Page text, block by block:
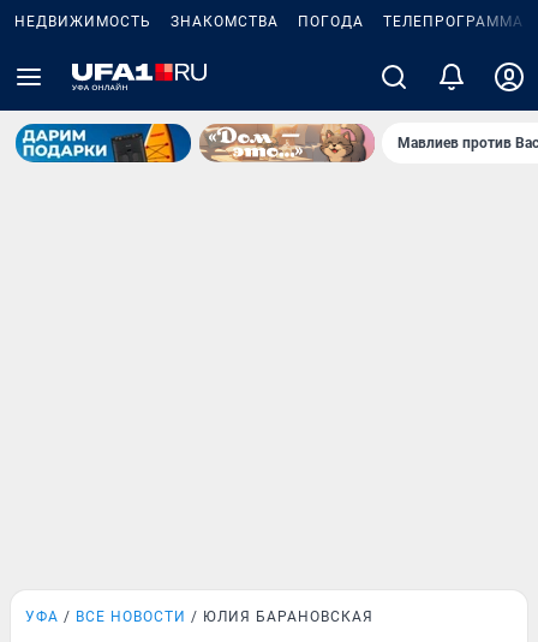
НЕДВИЖИМОСТЬ ЗНАКОМСТВА ПОГОДА ТЕЛЕПРОГРАММА
Мавлиев против
УФА ВСЕ НОВОСТИ ЮЛИЯ БАРАНОВСКАЯ